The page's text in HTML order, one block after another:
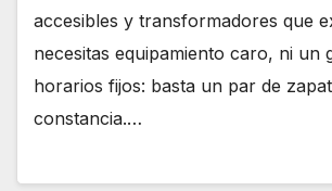
accesibles y transformadores que
necesitas equipamiento caro, ni un
horarios fijos: basta un par de
constancia.…